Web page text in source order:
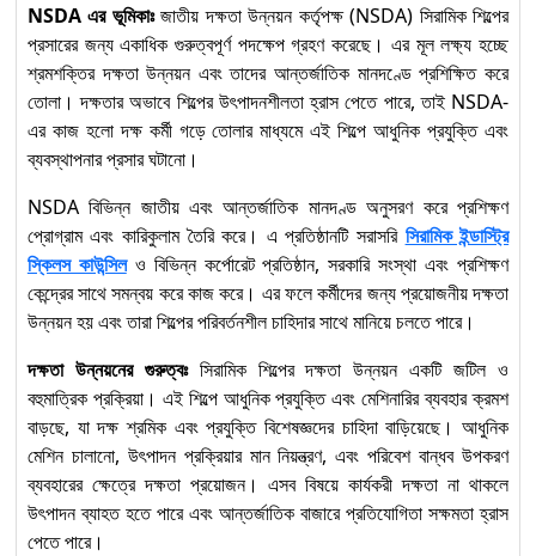
NSDA এর ভূমিকাঃজাতীয় দক্ষতা উন্নয়ন কর্তৃপক্ষ (NSDA) সিরামিক শিল্পের
প্রসারের জন্য একাধিক গুরুত্বপূর্ণ পদক্ষেপ গ্রহণ করেছে। এর মূল লক্ষ্য হচ্ছে
শ্রমশক্তির দক্ষতা উন্নয়ন এবং তাদের আন্তর্জাতিক মানদণ্ডে প্রশিক্ষিত করে
তোলা। দক্ষতার অভাবে শিল্পের উৎপাদনশীলতা হ্রাস পেতে পারে, তাই NSDA-
এর কাজ হলো দক্ষ কর্মী গড়ে তোলার মাধ্যমে এই শিল্পে আধুনিক প্রযুক্তি এবং
ব্যবস্থাপনার প্রসার ঘটানো।
NSDA বিভিন্ন জাতীয় এবং আন্তর্জাতিক মানদণ্ড অনুসরণ করে প্রশিক্ষণ
প্রোগ্রাম এবং কারিকুলাম তৈরি করে। এ প্রতিষ্ঠানটি সরাসরি সিরামিক ইন্ডাস্ট্রি
স্কিলস কাউন্সিলও বিভিন্ন কর্পোরেট প্রতিষ্ঠান, সরকারি সংস্থা এবং প্রশিক্ষণ
কেন্দ্রের সাথে সমন্বয় করে কাজ করে। এর ফলে কর্মীদের জন্য প্রয়োজনীয় দক্ষতা
উন্নয়ন হয় এবং তারা শিল্পের পরিবর্তনশীল চাহিদার সাথে মানিয়ে চলতে পারে।
দক্ষতা উন্নয়নের গুরুত্বঃসিরামিক শিল্পের দক্ষতা উন্নয়ন একটি জটিল ও
বহুমাত্রিক প্রক্রিয়া। এই শিল্পে আধুনিক প্রযুক্তি এবং মেশিনারির ব্যবহার ক্রমশ
বাড়ছে, যা দক্ষ শ্রমিক এবং প্রযুক্তি বিশেষজ্ঞদের চাহিদা বাড়িয়েছে। আধুনিক
মেশিন চালানো, উৎপাদন প্রক্রিয়ার মান নিয়ন্ত্রণ, এবং পরিবেশ বান্ধব উপকরণ
ব্যবহারের ক্ষেত্রে দক্ষতা প্রয়োজন। এসব বিষয়ে কার্যকরী দক্ষতা না থাকলে
উৎপাদন ব্যাহত হতে পারে এবং আন্তর্জাতিক বাজারে প্রতিযোগিতা সক্ষমতা হ্রাস
পেতে পারে।